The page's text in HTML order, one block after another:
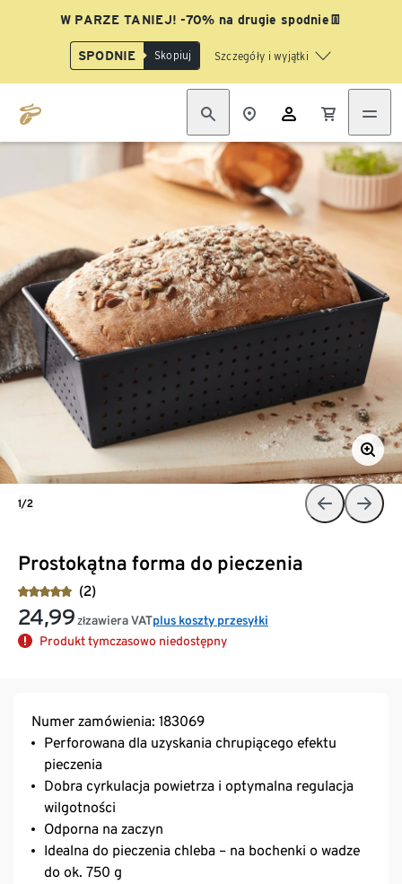
W PARZE TANIEJ! -70% na drugie spodnie👖
SPODNIE Skopiuj Szczegóły i wyjątki
Prostokątna forma do pieczenia
(2)
24,99 złzawiera VATplus koszty przesyłki
Produkt tymczasowo niedostępny
1/2
Numer zamówienia: 183069
Perforowana dla uzyskania chrupiącego efektu
pieczenia
Dobra cyrkulacja powietrza i optymalna regulacja
wilgotności
Odporna na zaczyn
Idealna do pieczenia chleba – na bochenki o wadze
do ok. 750 g